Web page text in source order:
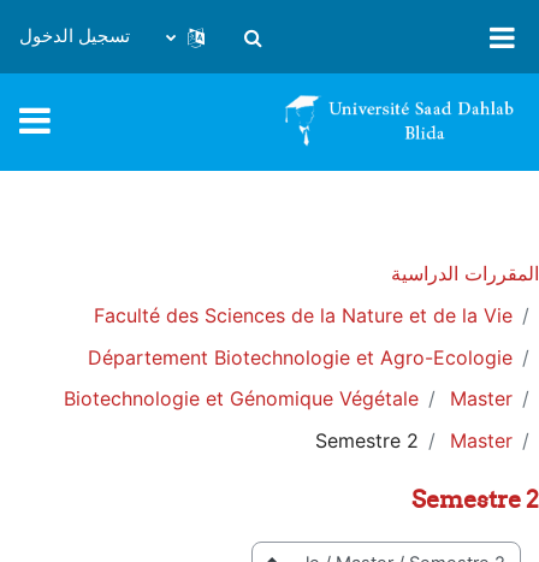
تبديل إدخال البحث
تسجيل الدخول
المقررات الدراسية
Faculté des Sciences de la Nature et de la Vie
Département Biotechnologie et Agro-Ecologie
Master
Biotechnologie et Génomique Végétale
Master
Semestre 2
Semestre 2